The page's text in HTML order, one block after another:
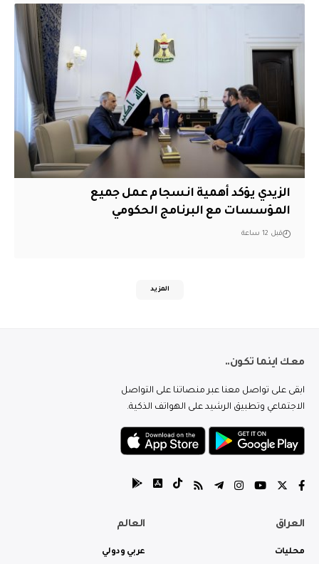
الزيدي يؤكد أهمية انسجام عمل جميع
المؤسسات مع البرنامج الحكومي
قبل 12 ساعة
المزيد
معك اينما تكون..
ابقى على تواصل معنا عبر منصاتنا على التواصل
الاجتماعي وتطبيق الرشيد على الهواتف الذكية.
العراق
محليات
العالم
عربي ودولي